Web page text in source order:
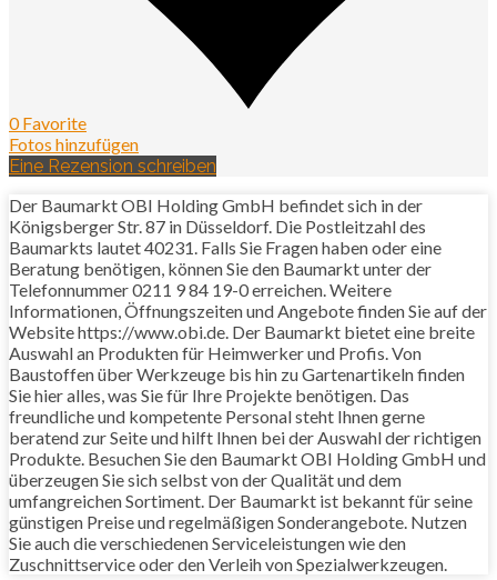
0 Favorite
Fotos hinzufügen
Eine Rezension schreiben
Der Baumarkt OBI Holding GmbH befindet sich in der
Königsberger Str. 87 in Düsseldorf. Die Postleitzahl des
Baumarkts lautet 40231. Falls Sie Fragen haben oder eine
Beratung benötigen, können Sie den Baumarkt unter der
Telefonnummer 0211 9 84 19-0 erreichen. Weitere
Informationen, Öffnungszeiten und Angebote finden Sie auf der
Website https://www.obi.de. Der Baumarkt bietet eine breite
Auswahl an Produkten für Heimwerker und Profis. Von
Baustoffen über Werkzeuge bis hin zu Gartenartikeln finden
Sie hier alles, was Sie für Ihre Projekte benötigen. Das
freundliche und kompetente Personal steht Ihnen gerne
beratend zur Seite und hilft Ihnen bei der Auswahl der richtigen
Produkte. Besuchen Sie den Baumarkt OBI Holding GmbH und
überzeugen Sie sich selbst von der Qualität und dem
umfangreichen Sortiment. Der Baumarkt ist bekannt für seine
günstigen Preise und regelmäßigen Sonderangebote. Nutzen
Sie auch die verschiedenen Serviceleistungen wie den
Zuschnittservice oder den Verleih von Spezialwerkzeugen.